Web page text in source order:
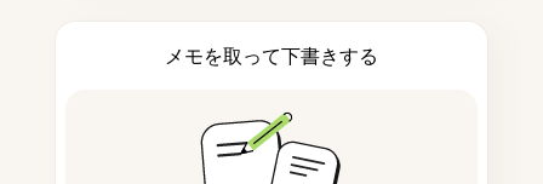
メモを取って下書きする